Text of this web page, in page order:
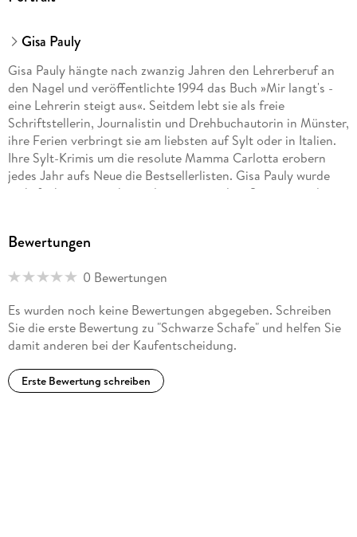
Gisa Pauly
Gisa Pauly hängte nach zwanzig Jahren den Lehrerberuf an
den Nagel und veröffentlichte 1994 das Buch »Mir langt's -
eine Lehrerin steigt aus«. Seitdem lebt sie als freie
Schriftstellerin, Journalistin und Drehbuchautorin in Münster,
ihre Ferien verbringt sie am liebsten auf Sylt oder in Italien.
Ihre Sylt-Krimis um die resolute Mamma Carlotta erobern
jedes Jahr aufs Neue die Bestsellerlisten. Gisa Pauly wurde
mehrfach ausgezeichnet, darunter mit dem Satirepreis der
wählten sie zur beliebtesten Autorin des Jahres 2018.
Bewertungen
0 Bewertungen
Es wurden noch keine Bewertungen abgegeben. Schreiben
Sie die erste Bewertung zu "Schwarze Schafe" und helfen Sie
damit anderen bei der Kaufentscheidung.
Erste Bewertung schreiben